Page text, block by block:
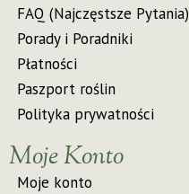
FAQ (Najczęstsze Pytania)
Porady i Poradniki
Płatności
Paszport roślin
Polityka prywatności
Moje Konto
Moje konto